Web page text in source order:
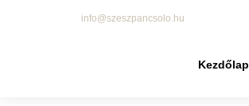
info@szeszpancsolo.hu
Kezdőlap